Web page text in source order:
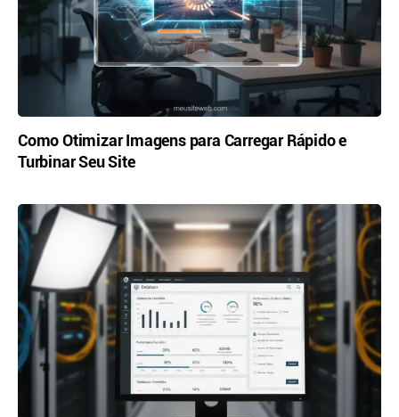
Como Otimizar Imagens para Carregar Rápido e
Turbinar Seu Site